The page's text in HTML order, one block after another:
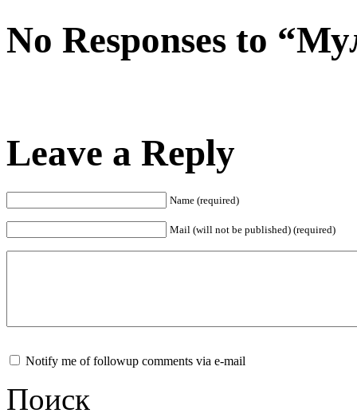
No Responses to
Leave a Reply
Name (required)
Mail (will not be published) (required)
Notify me of followup comments via e-mail
Поиск